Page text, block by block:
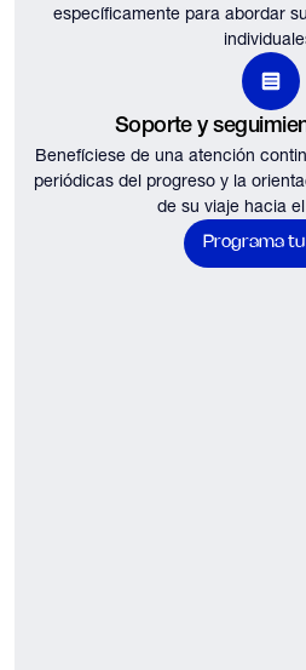
específicamente para abordar
Soporte y
Benefíciese de una atención
periódicas del progreso y la
de su viaje hacia
Programa